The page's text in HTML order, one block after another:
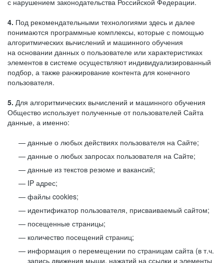
с нарушением законодательства Российской Федерации.
4. Под рекомендательными технологиями здесь и далее
понимаются программные комплексы, которые с помощью
алгоритмических вычислений и машинного обучения
на основании данных о пользователе или характеристиках
элементов в системе осуществляют индивидуализированный
подбор, а также ранжирование контента для конечного
пользователя.
5. Для алгоритмических вычислений и машинного обучения
Общество использует полученные от пользователей Сайта
данные, а именно:
данные о любых действиях пользователя на Сайте;
данные о любых запросах пользователя на Сайте;
данные из текстов резюме и вакансий;
IP адрес;
файлы cookies;
идентификатор пользователя, присваиваемый сайтом;
посещенные страницы;
количество посещений страниц;
информация о перемещении по страницам сайта (в т.ч.
запись движения мыши, нажатий на ссылки и элементы